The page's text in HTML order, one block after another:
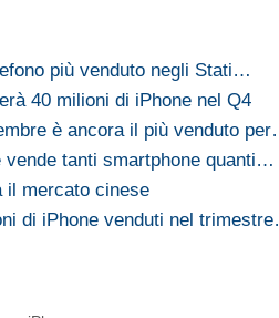
più venduto negli Stati…
40 milioni di iPhone nel Q4
è ancora il più venduto
vende tanti smartphone quanti…
il mercato cinese
di iPhone venduti nel